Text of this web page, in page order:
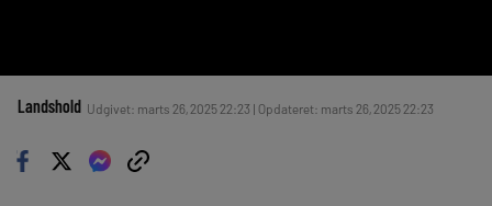
Landshold Udgivet: marts 26, 2025 22:23 | Opdateret: marts 26, 2025 22:23